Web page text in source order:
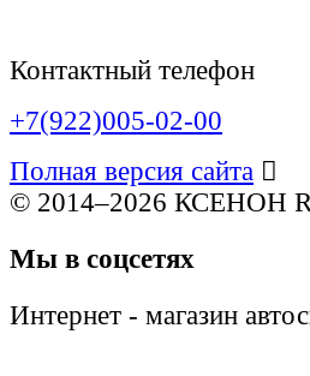
Контактный телефон
+7(922)005-02-00
Полная версия сайта
© 2014–2026 КСЕНОН
Мы в соцсетях
Интернет - магазин